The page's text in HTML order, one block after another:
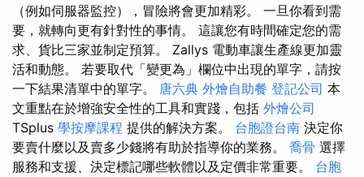
（例如伺服器監控），冒險將會更加精彩。 一旦你看到需
要，就轉向更有針對性的事情。 這讓您有時間確定您的需
求、貨比三家並制定預算。 Zallys 電動車讓生產線更加靈
活和動態。 若要取代「變更為」欄位中出現的單字，請按
一下結果清單中的單字。 唐六典 外燴自助餐 登記公司 本
文重點在於增強安全性的工具和實踐，包括 外燴公司
TSplus 學按摩課程 提供的解決方案。 台胞證台南 決定你
要賣什麼以及賣多少錢將有助於指導你的業務。 喬骨 選擇
服務和支援、決定標記哪些軟體以及定價非常重要。 台胞